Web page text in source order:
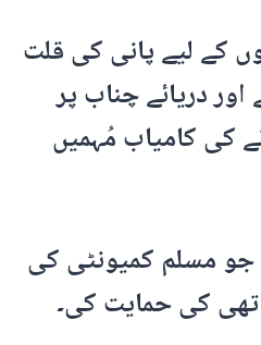
کے لیے پانی کی قلت
دریائے چناب پر
کی کامیاب مُہمیں
جو مسلم کمیونٹی کی
تھی کی حمایت کی۔